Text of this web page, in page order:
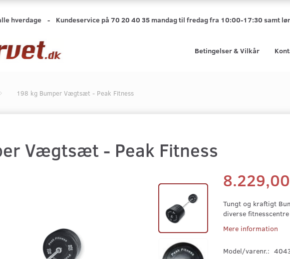
hverdage - Kundeservice på 70 20 40 35 mandag til fredag fra 10:00-17:30
Betingelser & Vilkår
198 kg Bumper Vægtsæt - Peak Fitness
Vægtsæt - Peak Fitness
8.229,00
Tungt og kraftigt
diverse
Mere information
Model/varenr.: